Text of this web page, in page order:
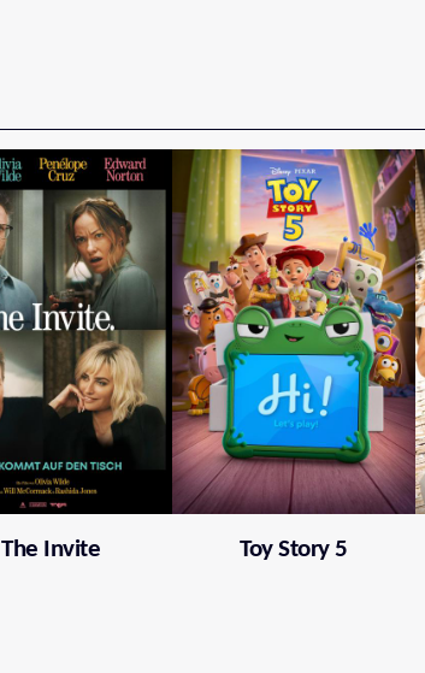
The Invite Toy Story 5